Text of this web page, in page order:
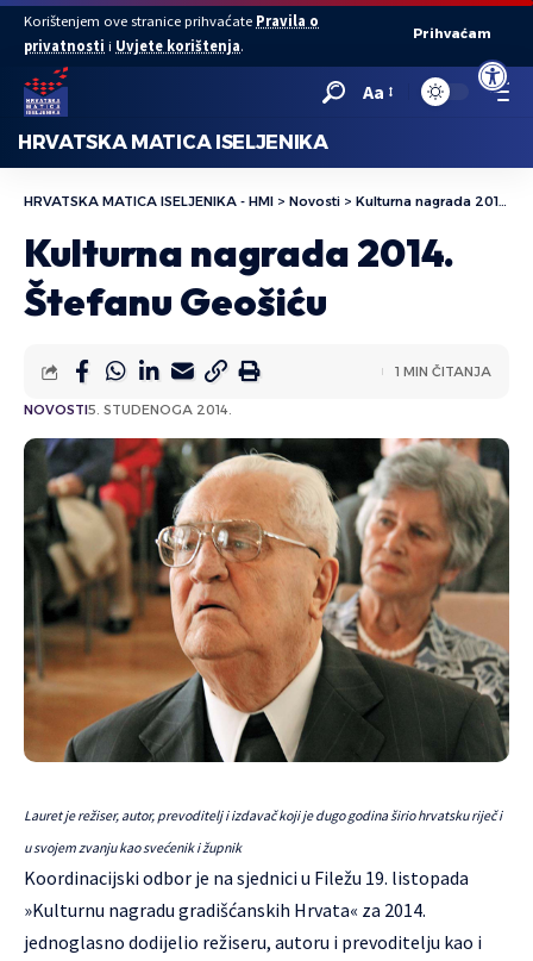
Open
Korištenjem ove stranice prihvaćate Pravila o
privatnosti i Uvjete korištenja.
Prihvaćam
Aa
HRVATSKA MATICA ISELJENIKA
HRVATSKA MATICA ISELJENIKA - HMI > Novosti > Kulturna nagrada 2014. Štefanu Geošiću
Kulturna nagrada 2014.
Štefanu Geošiću
NOVOSTI5. STUDENOGA 2014.
1 MIN ČITANJA
Lauret je režiser, autor, prevoditelj i izdavač koji je dugo godina širio hrvatsku riječ i
u svojem zvanju kao svećenik i župnik
Koordinacijski odbor je na sjednici u Filežu 19. listopada
»Kulturnu nagradu gradišćanskih Hrvata« za 2014.
jednoglasno dodijelio režiseru, autoru i prevoditelju kao i